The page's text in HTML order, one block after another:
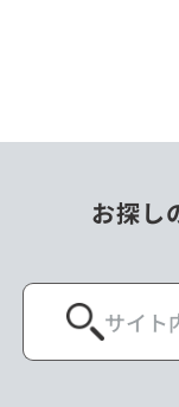
お探し